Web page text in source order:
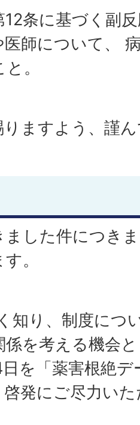
12条に基づく副
医師について、
。
ますよう、謹
ました件につき
。
知り、制度につ
を考える機会
を「薬害根絶
発にご尽力い